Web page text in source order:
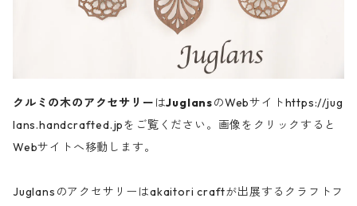
クルミの木のアクセサリー はJuglansのWebサイトhttps://jug
lans.handcrafted.jpをご覧ください。画像をクリックすると
Webサイトへ移動します。
Juglansのアクセサリーはakaitori craftが出展するクラフトフ